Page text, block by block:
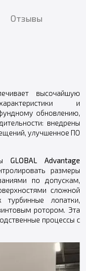
Отзывы
высочайшую
и
обновлению,
внедрены
улучшенное ПО
GLOBAL Advantage
размеры
по допускам,
сложной
лопатки,
ротором. Эта
процессы с